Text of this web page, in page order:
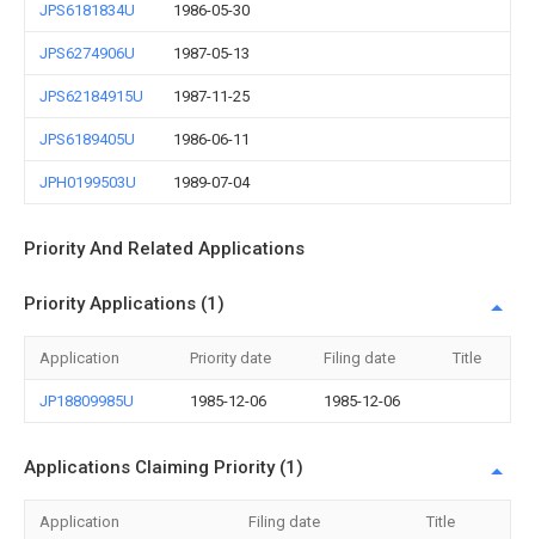
JPS6181834U 1986-05-30
JPS6274906U 1987-05-13
JPS62184915U 1987-11-25
JPS6189405U 1986-06-11
JPH0199503U 1989-07-04
Priority And Related Applications
Priority Applications (1)
Application Priority date Filing date Title
JP18809985U 1985-12-06 1985-12-06
Applications Claiming Priority (1)
Application Filing date Title